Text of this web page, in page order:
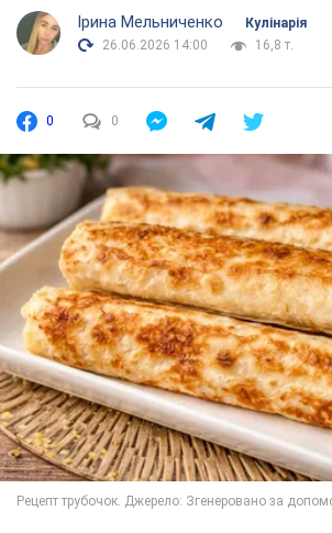
Ірина Мельниченко
Кулінарія
26.06.2026 14:00
16,8 т.
0 0